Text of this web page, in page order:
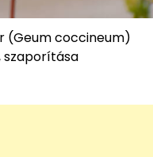
(Geum coccineum)
szaporítása